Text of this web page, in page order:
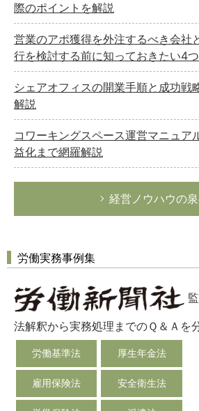
際のポイントを解説
営業のアポ獲得を外注するべき会社
行を検討する前に知っておきたい4
シェアオフィスの開業手順と成功戦
解説
コワーキングスペース運営マニュア
益化まで網羅解説
経営ノウハウの
労働実務事例集
法解釈から実務処理までのＱ＆Ａを
労働基準法 厚生年金法
雇用保険法 安全衛生法